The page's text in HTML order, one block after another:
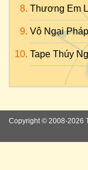
Thương Em
Vô Ngại Pháp
Tape Thúy
Copyright © 2008-2026